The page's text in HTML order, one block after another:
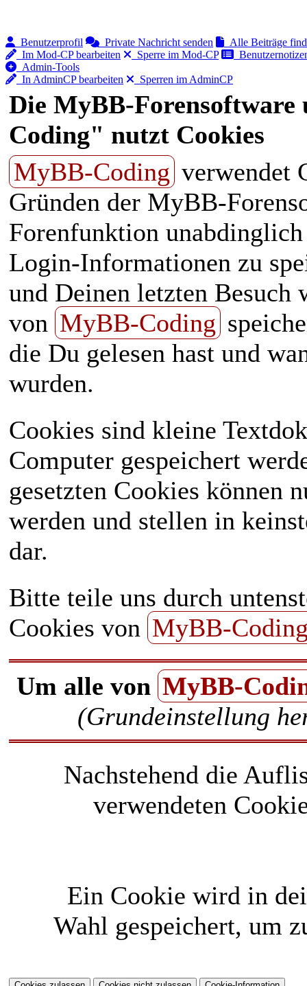
Benutzerprofil Private Nachricht senden
Alle Beiträge
Im Mod-CP bearbeiten
Sperre im Mod-CP
Admin-Tools
In AdminCP bearbeiten
Sperren im AdminCP
Die MyBB-
Coding" nutzt Cookies
MyBB-Coding verwendet
Gründen der MyBB-
Forenfunktion
Login-Informationen zu
und Deinen letzten Besuch
von MyBB-Coding
die Du gelesen hast und
wurden.
Cookies sind kleine
Computer gespeichert
gesetzten Cookies können
werden und stellen in
dar.
Bitte teile uns durch
Cookies von MyBB-
Um alle von MyBB-
(Grundeinstellung
Nachstehend die
verwendeten
Ein Cookie wird in
Wahl gespeichert, um